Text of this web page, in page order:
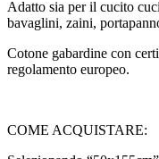
Adatto sia per il cucito
bavaglini, zaini,
Cotone gabardine con
regolamento europeo.
COME ACQUISTARE: